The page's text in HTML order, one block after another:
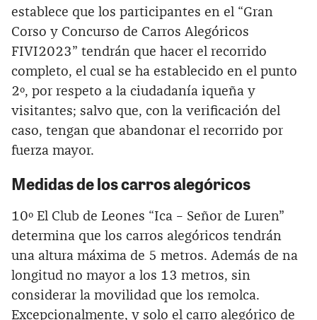
establece que los participantes en el “Gran
Corso y Concurso de Carros Alegóricos
FIVI2023” tendrán que hacer el recorrido
completo, el cual se ha establecido en el punto
2º, por respeto a la ciudadanía iqueña y
visitantes; salvo que, con la verificación del
caso, tengan que abandonar el recorrido por
fuerza mayor.
Medidas de los carros alegóricos
10º El Club de Leones “Ica – Señor de Luren”
determina que los carros alegóricos tendrán
una altura máxima de 5 metros. Además de na
longitud no mayor a los 13 metros, sin
considerar la movilidad que los remolca.
Excepcionalmente, y solo el carro alegórico de